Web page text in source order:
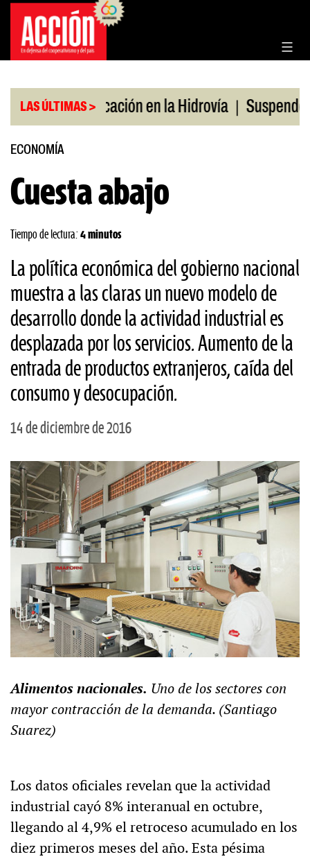
Saltar
contenido
LAS ÚLTIMAS >
Bonificación en la Hidrovía | Suspenden
ECONOMÍA
Cuesta abajo
Tiempo de lectura: 4 minutos
La política económica del gobierno nacional
muestra a las claras un nuevo modelo de
desarrollo donde la actividad industrial es
desplazada por los servicios. Aumento de la
entrada de productos extranjeros, caída del
consumo y desocupación.
14 de diciembre de 2016
Alimentos nacionales. Uno de los sectores con
mayor contracción de la demanda. (Santiago
Suarez)
Los datos oficiales revelan que la actividad
industrial cayó 8% interanual en octubre,
llegando al 4,9% el retroceso acumulado en los
diez primeros meses del año. Esta pésima